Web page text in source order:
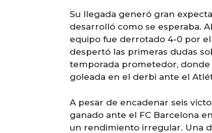
Su llegada generó gran
desarrolló como se esperaba.
equipo fue derrotado 4-0 por
despertó las primeras dudas
temporada prometedor,
goleada en el derbi ante el
A pesar de encadenar seis
ganado ante el FC Barcelona
un rendimiento irregular. Una